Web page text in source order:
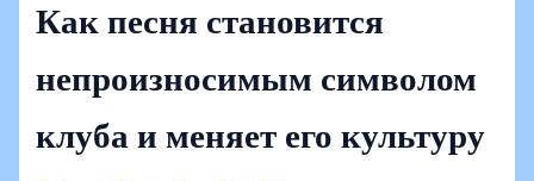
Как песня становится
непроизносимым символом
клуба и меняет его культуру